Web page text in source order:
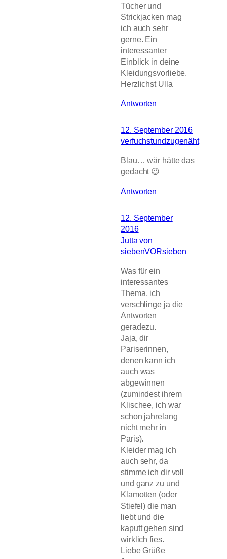
Tücher und
Strickjacken mag
ich auch sehr
gerne. Ein
interessanter
Einblick in deine
Kleidungsvorliebe.
Herzlichst Ulla
Antworten
12. September 2016
verfuchstundzugenäht
Blau… wär hätte das
gedacht 😉
Antworten
12. September
2016
Jutta von
siebenVORsieben
Was für ein
interessantes
Thema, ich
verschlinge ja die
Antworten
geradezu.
Jaja, dir
Pariserinnen,
denen kann ich
auch was
abgewinnen
(zumindest ihrem
Klischee, ich war
schon jahrelang
nicht mehr in
Paris).
Kleider mag ich
auch sehr, da
stimme ich dir voll
und ganz zu und
Klamotten (oder
Stiefel) die man
liebt und die
kaputt gehen sind
wirklich fies.
Liebe Grüße